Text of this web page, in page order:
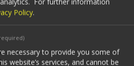
Policy.
necessary to provide you some of
website’s services, and cannot be